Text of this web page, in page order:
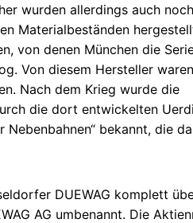
wurden allerdings auch
Materialbeständen
von denen München die
Von diesem Hersteller
Nach dem Krieg wurde die
die dort entwickelten
Nebenbahnen“ bekannt, die
DUEWAG komplett
AG umbenannt. Die